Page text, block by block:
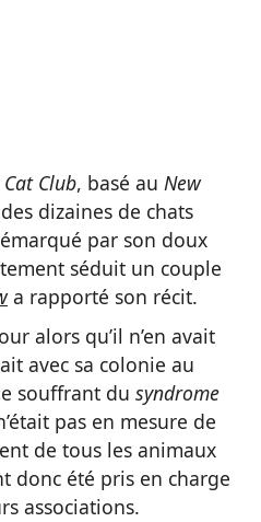
Club, basé au New
dizaines de chats
par son doux
séduit un couple
a rapporté son récit.
alors qu’il n’en avait
avec sa colonie au
souffrant du syndrome
pas en mesure de
de tous les animaux
donc été pris en charge
associations.